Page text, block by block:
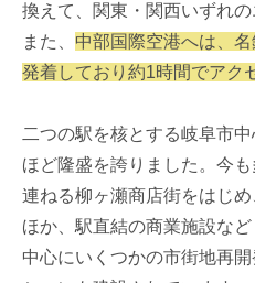
換えて、関東・関西いずれの
また、 中部国際空港へは、
発着しており約1時間でアク
二つの駅を核とする岐阜市
ほど隆盛を誇りました。今
連ねる柳ヶ瀬商店街をはじ
ほか、駅直結の商業施設な
中心にいくつかの市街地再